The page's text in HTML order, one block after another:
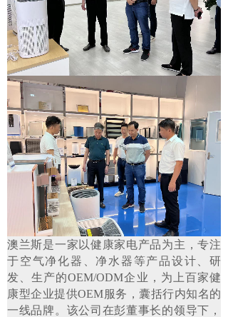
澳兰斯是一家以健康家电产品为主，专注
于空气净化器、净水器等产品设计、研
发、生产的OEM/ODM企业，为上百家健
康型企业提供OEM服务，囊括行内知名的
一线品牌。该公司在彭董事长的领导下，